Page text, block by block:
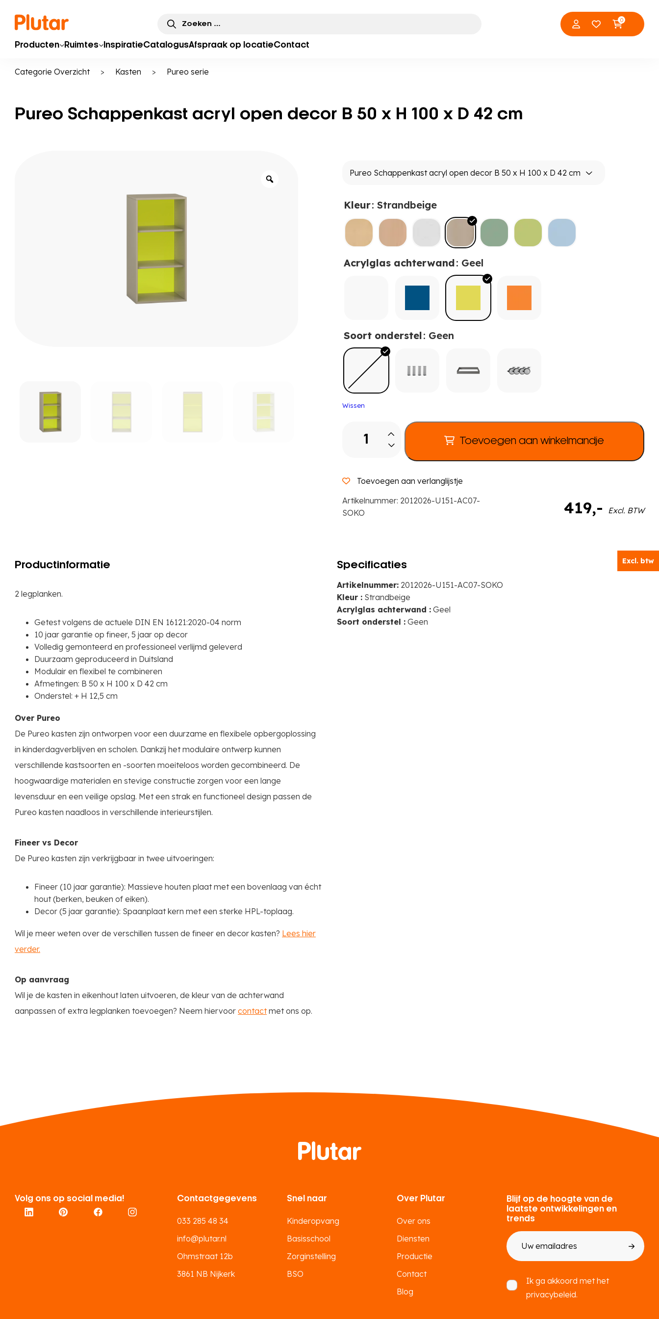
Excl. btw
0
Zoeken
naar:
Producten Ruimtes InspiratieCatalogusAfspraak op locatieContact
Categorie Overzicht > Kasten > Pureo serie
Pureo Schappenkast acryl open decor B 50 x H 100 x D 42 cm
Kleur: Strandbeige
Acrylglas achterwand: Geel
Soort onderstel: Geen
Wissen
419,- Excl. BTW
Schappenkast
decor
50
x
D
cm
aantal
Toevoegen aan winkelmandje
Toevoegen aan verlanglijstje
Artikelnummer: 2012026-U151-AC07-
SOKO
Productinformatie
2 legplanken.
Getest volgens de actuele DIN EN 16121:2020-04 norm
10 jaar garantie op fineer, 5 jaar op decor
Volledig gemonteerd en professioneel verlijmd geleverd
Duurzaam geproduceerd in Duitsland
Modulair en flexibel te combineren
Afmetingen: B 50 x H 100 x D 42 cm
Onderstel: + H 12,5 cm
Over Pureo
De Pureo kasten zijn ontworpen voor een duurzame en flexibele opbergoplossing
in kinderdagverblijven en scholen. Dankzij het modulaire ontwerp kunnen
verschillende kastsoorten en -soorten moeiteloos worden gecombineerd. De
hoogwaardige materialen en stevige constructie zorgen voor een lange
levensduur en een veilige opslag. Met een strak en functioneel design passen de
Pureo kasten naadloos in verschillende interieurstijlen.
Fineer vs Decor
De Pureo kasten zijn verkrijgbaar in twee uitvoeringen:
Fineer (10 jaar garantie): Massieve houten plaat met een bovenlaag van écht
hout (berken, beuken of eiken).
Decor (5 jaar garantie): Spaanplaat kern met een sterke HPL-toplaag.
Wil je meer weten over de verschillen tussen de fineer en decor kasten? Lees hier
verder.
Op aanvraag
Wil je de kasten in eikenhout laten uitvoeren, de kleur van de achterwand
aanpassen of extra legplanken toevoegen? Neem hiervoor contactmet ons op.
Specificaties
Artikelnummer: 2012026-U151-AC07-SOKO
Kleur : Strandbeige
Acrylglas achterwand : Geel
Soort onderstel : Geen
Volg ons op social media! Contactgegevens
033 285 48 34
info@plutar.nl
Ohmstraat 12b
3861 NB Nijkerk
Snel naar
Kinderopvang
Basisschool
Zorginstelling
BSO
Over Plutar
Over ons
Diensten
Productie
Contact
Blog
Blijf op de hoogte van de
laatste ontwikkelingen en
trends
E-
mailadres
Ik ga akkoord met het
privacybeleid.